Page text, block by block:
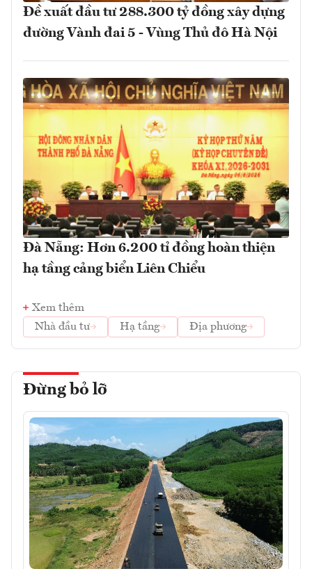
Đề xuất đầu tư 288.300 tỷ đồng xây dựng
đường Vành đai 5 - Vùng Thủ đô Hà Nội
Đà Nẵng: Hơn 6.200 tỉ đồng hoàn thiện
hạ tầng cảng biển Liên Chiểu
Xem thêm
Nhà đầu tư
Hạ tầng Địa phương
Đừng bỏ lỡ